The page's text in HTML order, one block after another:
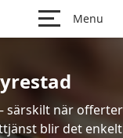
Menu
särskilt när offerter
blir det enkelt